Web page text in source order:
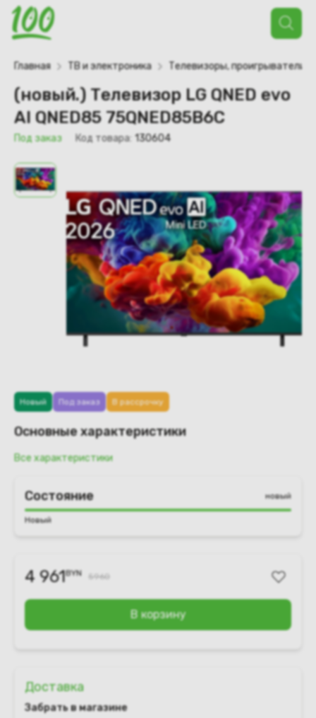
Поиск
товаров
Главная ТВ и электроника Телевизоры, проигрыватели
(новый.) Телевизор LG QNED evo
AI QNED85 75QNED85B6C
Под заказ Код товара: 130604
Новый Под заказ В рассрочку
Основные характеристики
Все характеристики
Состояние новый
Новый
4 961BYN 5960
В корзину
Доставка
Забрать в магазине